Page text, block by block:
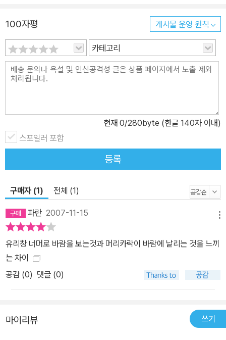
100자평 게시물 운영 원칙
카테고리
현재 0/280byte (한글 140자 이내)
스포일러 포함
등록
구매자 (1) 전체 (1)
파란 2007-11-15
유리창 너머로 바람을 보는것과 머리카락이 바람에 날리는 것을 느끼
는 차이
공감 (0) 댓글 (0)
마이리뷰 쓰기